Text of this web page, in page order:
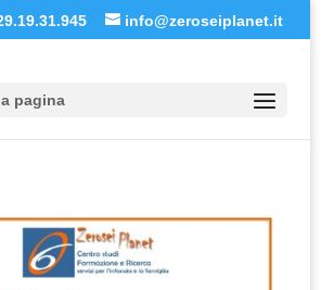
info@zeroseiplanet.it
pagina